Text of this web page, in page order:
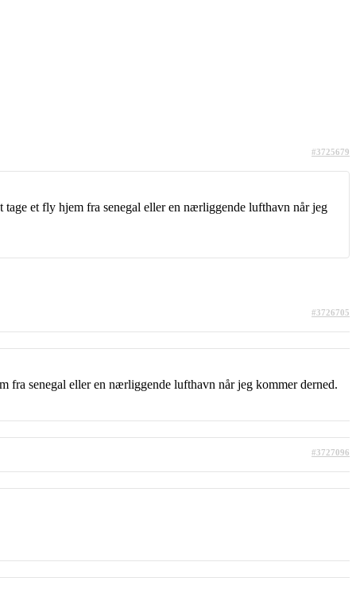
#3725679
et fly hjem fra senegal eller en nærliggende lufthavn når jeg
#3726705
fra senegal eller en nærliggende lufthavn når jeg kommer derned.
#3727096